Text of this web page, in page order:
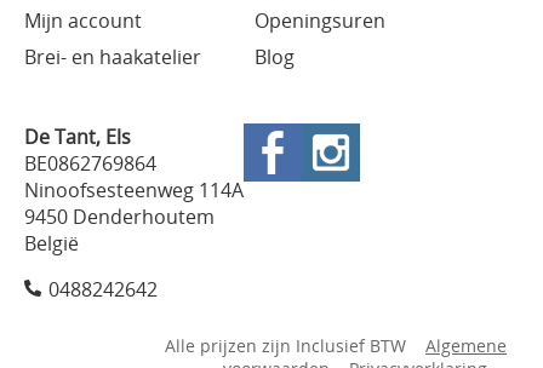
Mijn account
Openingsuren
Brei- en haakatelier
Blog
De Tant, Els
BE0862769864
Ninoofsesteenweg 114A
9450 Denderhoutem
België
0488242642
Alle prijzen zijn Inclusief BTW
Algemene